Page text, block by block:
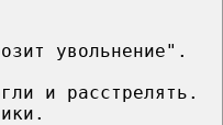
увольнение".
и расстрелять.